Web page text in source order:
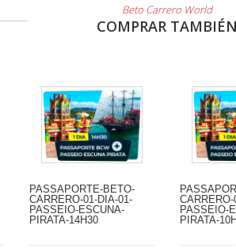
Beto Carrero World
COMPRAR TAMBIÉN
PASSAPORTE-BETO-
CARRERO-01-DIA-01-
PASSEIO-ESCUNA-
PIRATA-14H30
PASSEIO-
PIRATA-